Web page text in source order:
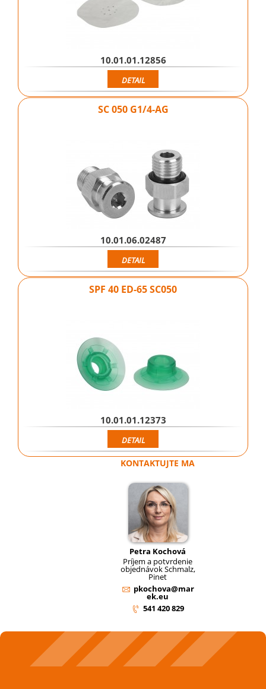
10.01.01.12856
DETAIL
SC 050 G1/4-AG
10.01.06.02487
DETAIL
SPF 40 ED-65 SC050
10.01.01.12373
DETAIL
KONTAKTUJTE MA
Petra Kochová
Príjem a potvrdenie
objednávok Schmalz,
Pinet
pkochova@mar
ek.eu
541 420 829